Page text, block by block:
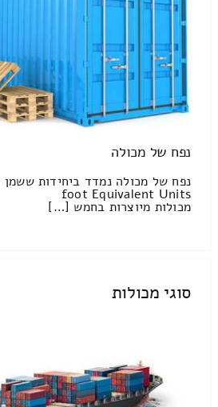
נפח של מכולה
foot Equivalent Units
מכולות מיוצרות בחמש […]
סוגי מכולות